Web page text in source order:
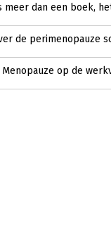
meer dan een boek,
de perimenopauze
op de